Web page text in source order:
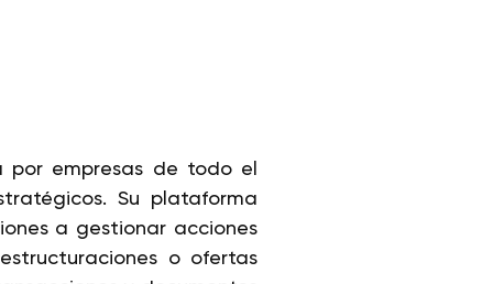
por empresas de todo el
Su plataforma
a gestionar acciones
o ofertas